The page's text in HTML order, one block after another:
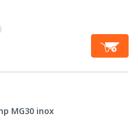
MG30 inox